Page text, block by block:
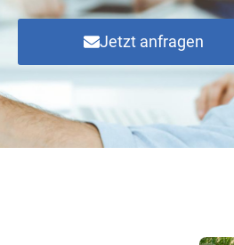
Jetzt anfragen